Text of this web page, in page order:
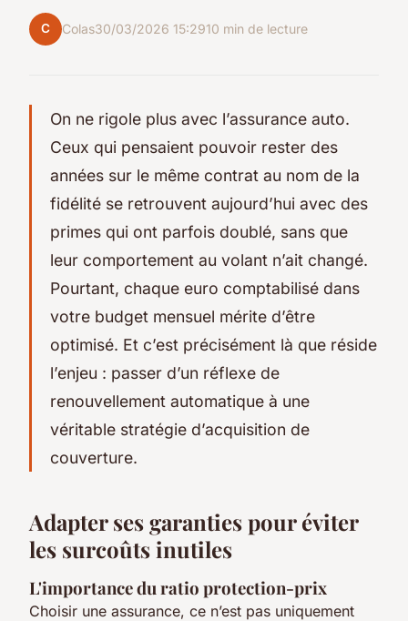
C Colas30/03/2026 15:2910 min de lecture
On ne rigole plus avec l’assurance auto.
Ceux qui pensaient pouvoir rester des
années sur le même contrat au nom de la
fidélité se retrouvent aujourd’hui avec des
primes qui ont parfois doublé, sans que
leur comportement au volant n’ait changé.
Pourtant, chaque euro comptabilisé dans
votre budget mensuel mérite d’être
optimisé. Et c’est précisément là que réside
l’enjeu : passer d’un réflexe de
renouvellement automatique à une
véritable stratégie d’acquisition de
couverture.
Adapter ses garanties pour éviter
les surcoûts inutiles
L'importance du ratio protection-prix
Choisir une assurance, ce n’est pas uniquement